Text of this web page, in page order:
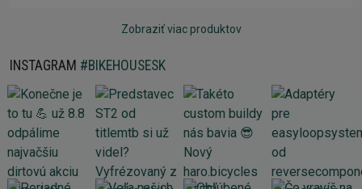
Zobraziť viac produktov
INSTAGRAM #BIKEHOUSESK